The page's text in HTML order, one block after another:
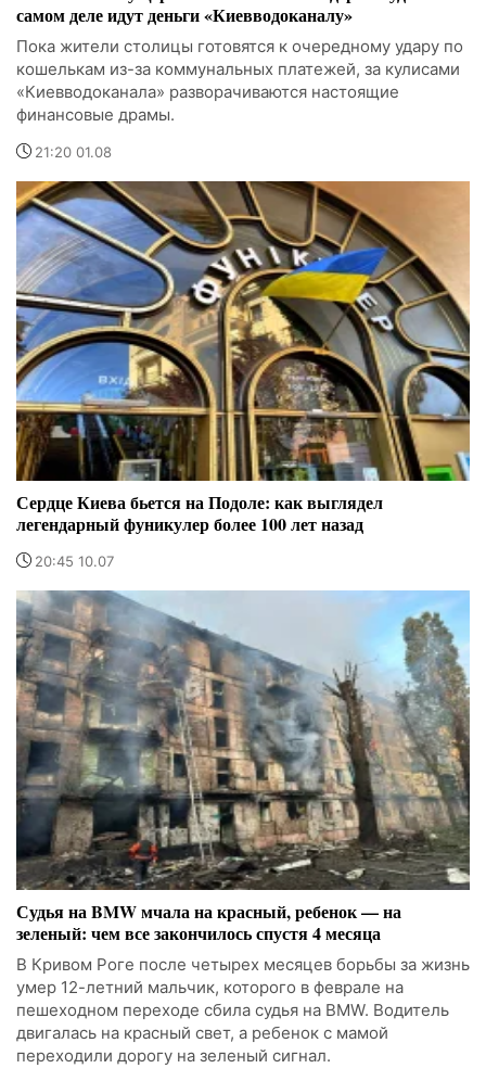
самом деле идут деньги «Киевводоканалу»
Пока жители столицы готовятся к очередному удару по
кошелькам из-за коммунальных платежей, за кулисами
«Киевводоканала» разворачиваются настоящие
финансовые драмы.
21:20 01.08
Сердце Киева бьется на Подоле: как выглядел
легендарный фуникулер более 100 лет назад
20:45 10.07
Судья на BMW мчала на красный, ребенок — на
зеленый: чем все закончилось спустя 4 месяца
В Кривом Роге после четырех месяцев борьбы за жизнь
умер 12-летний мальчик, которого в феврале на
пешеходном переходе сбила судья на BMW. Водитель
двигалась на красный свет, а ребенок с мамой
переходили дорогу на зеленый сигнал.